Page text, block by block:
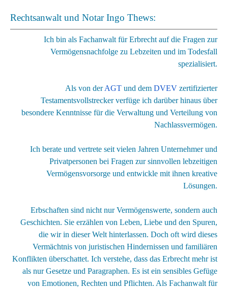
Rechtsanwalt und Notar Ingo Thews:
Ich bin als Fachanwalt für Erbrecht auf die Fragen zur
Vermögensnachfolge zu Lebzeiten und im Todesfall
spezialisiert.
Als von der AGT und dem DVEV zertifizierter
Testamentsvollstrecker verfüge ich darüber hinaus über
besondere Kenntnisse für die Verwaltung und Verteilung von
Nachlassvermögen.
Ich berate und vertrete seit vielen Jahren Unternehmer und
Privatpersonen bei Fragen zur sinnvollen lebzeitigen
Vermögensvorsorge und entwickle mit ihnen kreative
Lösungen.
Erbschaften sind nicht nur Vermögenswerte, sondern auch
Geschichten. Sie erzählen von Leben, Liebe und den Spuren,
die wir in dieser Welt hinterlassen. Doch oft wird dieses
Vermächtnis von juristischen Hindernissen und familiären
Konflikten überschattet. Ich verstehe, dass das Erbrecht mehr ist
als nur Gesetze und Paragraphen. Es ist ein sensibles Gefüge
von Emotionen, Rechten und Pflichten. Als Fachanwalt für